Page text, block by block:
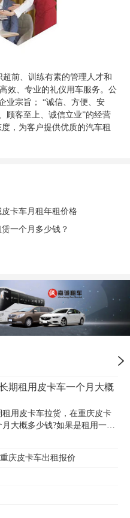
前、训练有素的管理人才和
效、专业的礼仪用车服务。公
业宗旨； “诚信、方便、安
顾客至上、诚信立业”的经营
，为客户提供优质的汽车租
卡车月租年租价格
一个月多少钱？
期租用皮卡车一个月大概
租用皮卡车拉货，在重庆皮卡
大概多少钱?如果是租用一般
公司专业提供重庆越野皮卡
庆皮卡车租赁，专业出租工
地，剧组等用车!价格优惠!，
。
庆皮卡车出租报价